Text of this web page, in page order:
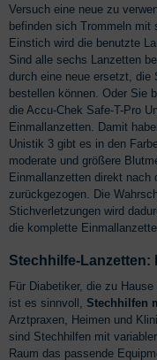
Versuch eine neue zu
befinden sich Trommeln mit
Einstich wird die benutzte
Sind alle sechs Lanzetten
durch eine neue ersetzt, die
bestellen können. Oder Sie
die Accu-Chek Safe-T-Pro
Einmallanzetten. Damit
Unistik 3 gibt es in den
moderate und größere
Einmallanzetten direkt nach
zurückgezogen. Die
Stichverletzungen wird
die komplette
Stechhilfe-Lanzetten:
Für Diabetiker, die zu
ist es sinnvoll, Stechhilfen
Arztpraxen, Heimen und
sind Stechhilfen mit
Raum das passende